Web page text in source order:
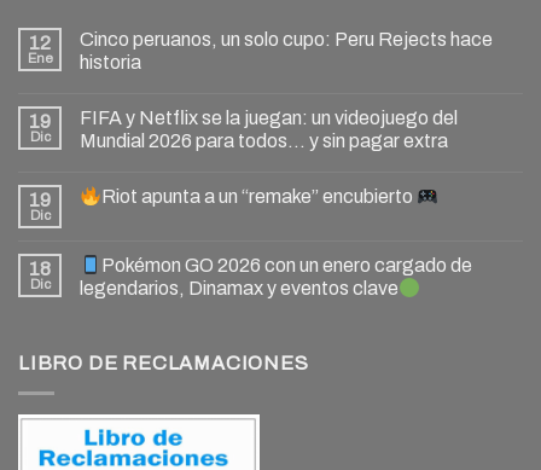
12
Ene
Cinco peruanos, un solo cupo: Peru Rejects hace
historia
19
Dic
FIFA y Netflix se la juegan: un videojuego del
Mundial 2026 para todos… y sin pagar extra
19
Dic
Riot apunta a un “remake” encubierto
18
Dic
Pokémon GO 2026 con un enero cargado de
legendarios, Dinamax y eventos clave
LIBRO DE RECLAMACIONES